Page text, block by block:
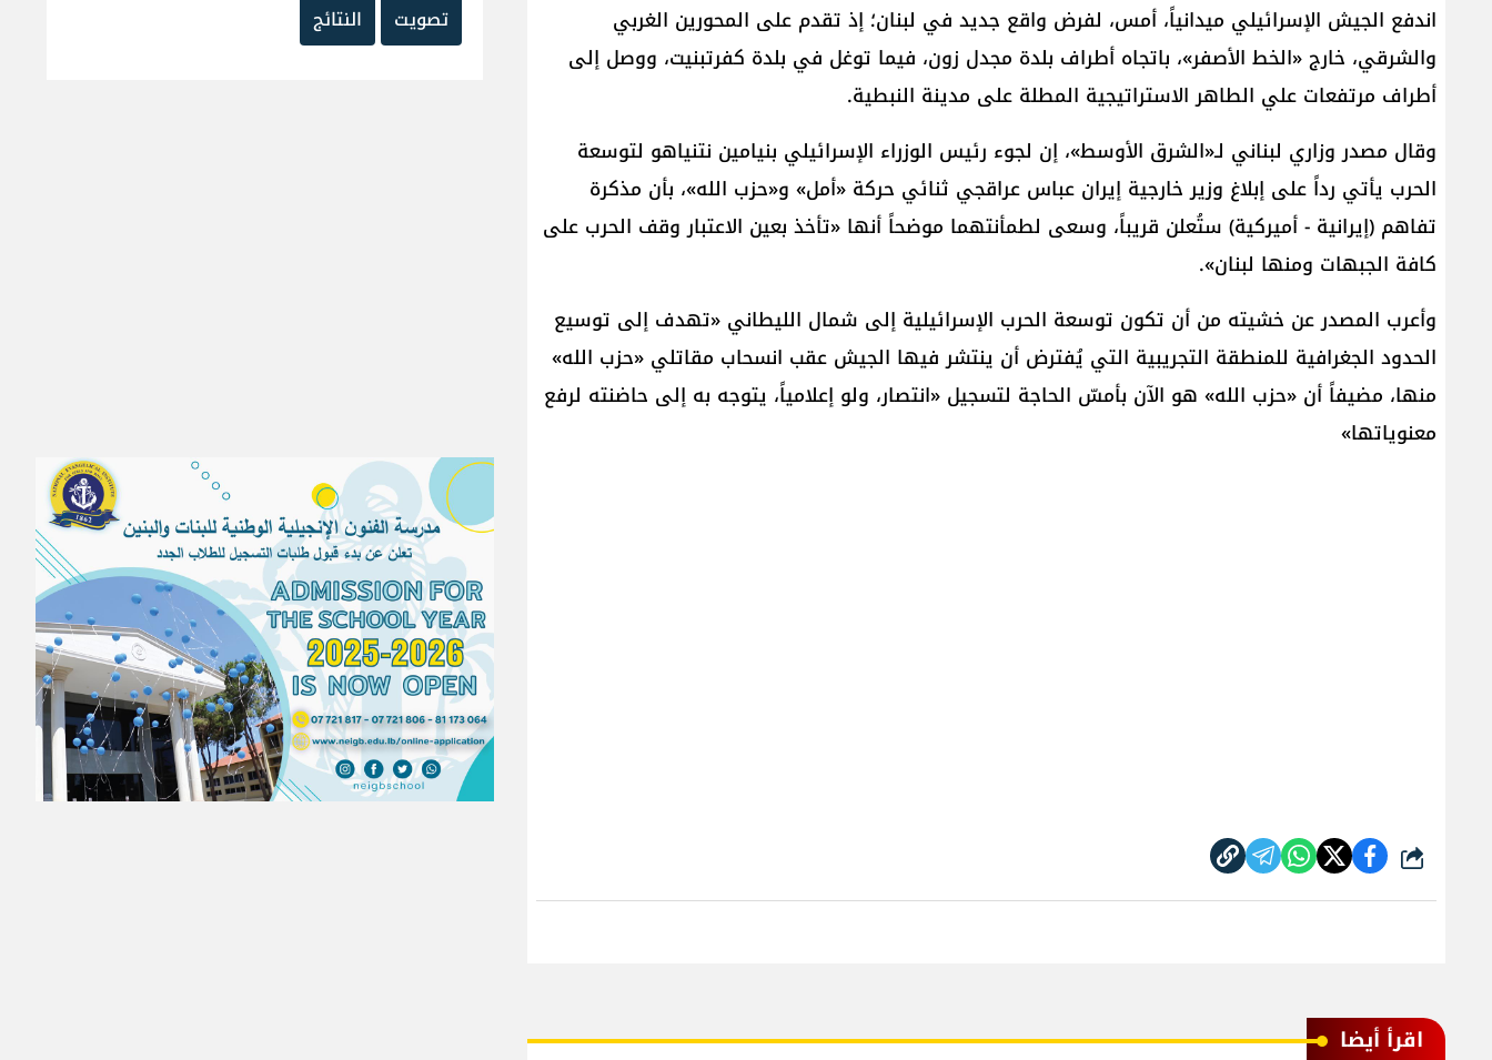
اندفع الجيش الإسرائيلي ميدانياً، أمس، لفرض واقع جديد في لبنان؛ إذ تقدم على المحورين الغربي
والشرقي، خارج «الخط الأصفر»، باتجاه أطراف بلدة مجدل زون، فيما توغل في بلدة كفرتبنيت، ووصل إلى
أطراف مرتفعات علي الطاهر الاستراتيجية المطلة على مدينة النبطية.
وقال مصدر وزاري لبناني لـ«الشرق الأوسط»، إن لجوء رئيس الوزراء الإسرائيلي بنيامين نتنياهو لتوسعة
الحرب يأتي رداً على إبلاغ وزير خارجية إيران عباس عراقجي ثنائي حركة «أمل» و«حزب الله»، بأن مذكرة
تفاهم (إيرانية - أميركية) ستُعلن قريباً، وسعى لطمأنتهما موضحاً أنها «تأخذ بعين الاعتبار وقف الحرب على
كافة الجبهات ومنها لبنان».
وأعرب المصدر عن خشيته من أن تكون توسعة الحرب الإسرائيلية إلى شمال الليطاني «تهدف إلى توسيع
الحدود الجغرافية للمنطقة التجريبية التي يُفترض أن ينتشر فيها الجيش عقب انسحاب مقاتلي «حزب الله»
منها، مضيفاً أن «حزب الله» هو الآن بأمسّ الحاجة لتسجيل «انتصار، ولو إعلامياً، يتوجه به إلى حاضنته لرفع
معنوياتها»
شارك
اقرأ أيضا
تصويت
النتائج